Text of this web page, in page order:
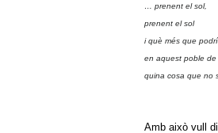
… prenent el sol,
prenent el sol
i què més que
en aquest poble de
quina cosa que no
Amb això vull